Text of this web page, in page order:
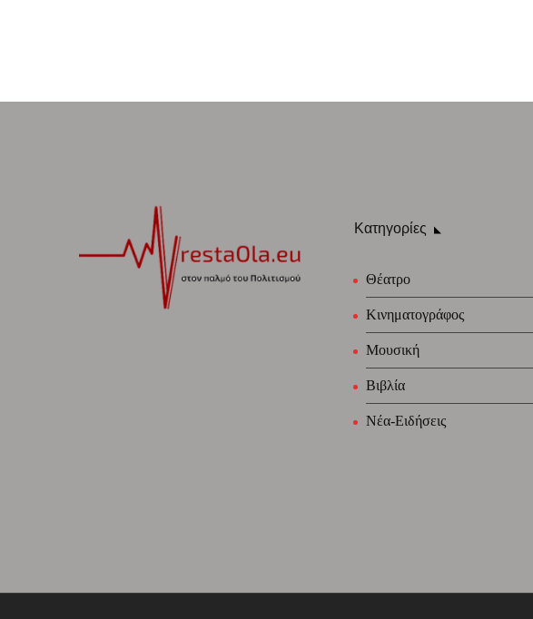
Κατηγορίες
Θέατρο
Κινηματογράφος
Μουσική
Βιβλία
Νέα-Ειδήσεις